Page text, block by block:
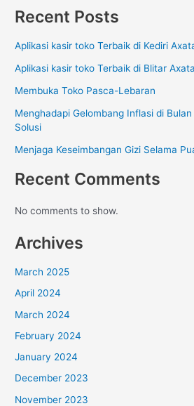
Recent Posts
Aplikasi kasir toko Terbaik di Kediri
Aplikasi kasir toko Terbaik di Blitar
Membuka Toko Pasca-Lebaran
Menghadapi Gelombang Inflasi di
Solusi
Menjaga Keseimbangan Gizi Selama
Recent Comments
No comments to show.
Archives
March 2025
April 2024
March 2024
February 2024
January 2024
December 2023
November 2023